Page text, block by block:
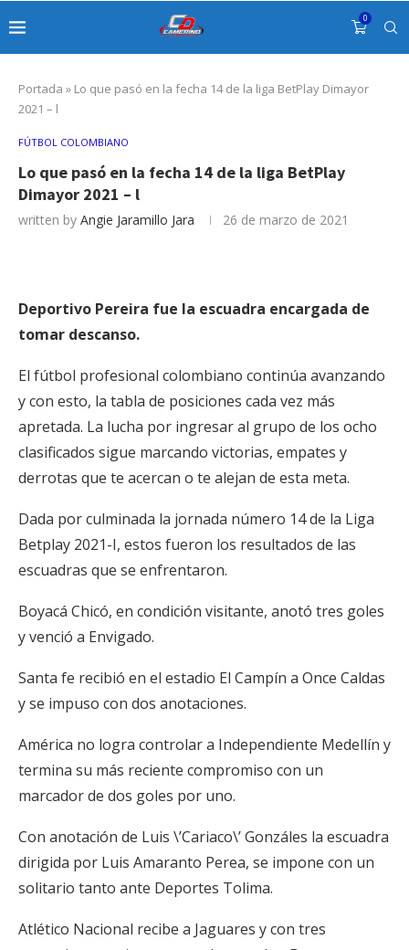
0
Portada » Lo que pasó en la fecha 14 de la liga BetPlay Dimayor
2021 – l
FÚTBOL COLOMBIANO
Lo que pasó en la fecha 14 de la liga BetPlay
Dimayor 2021 – l
written by Angie Jaramillo Jara 26 de marzo de 2021
Deportivo Pereira fue la escuadra encargada de
tomar descanso.
El fútbol profesional colombiano continúa avanzando
y con esto, la tabla de posiciones cada vez más
apretada. La lucha por ingresar al grupo de los ocho
clasificados sigue marcando victorias, empates y
derrotas que te acercan o te alejan de esta meta.
Dada por culminada la jornada número 14 de la Liga
Betplay 2021-I, estos fueron los resultados de las
escuadras que se enfrentaron.
Boyacá Chicó, en condición visitante, anotó tres goles
y venció a Envigado.
Santa fe recibió en el estadio El Campín a Once Caldas
y se impuso con dos anotaciones.
América no logra controlar a Independiente Medellín y
termina su más reciente compromiso con un
marcador de dos goles por uno.
Con anotación de Luis \’Cariaco\’ Gonzáles la escuadra
dirigida por Luis Amaranto Perea, se impone con un
solitario tanto ante Deportes Tolima.
Atlético Nacional recibe a Jaguares y con tres